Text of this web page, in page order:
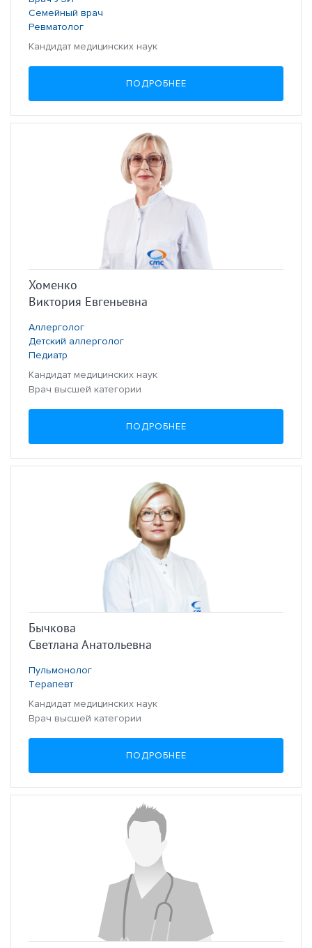
Семейный врач
Ревматолог
Кандидат медицинских наук
ПОДРОБНЕЕ
Хоменко
Виктория Евгеньевна
Аллерголог
Детский аллерголог
Педиатр
Кандидат медицинских наук
Врач высшей категории
ПОДРОБНЕЕ
Бычкова
Светлана Анатольевна
Пульмонолог
Терапевт
Кандидат медицинских наук
Врач высшей категории
ПОДРОБНЕЕ